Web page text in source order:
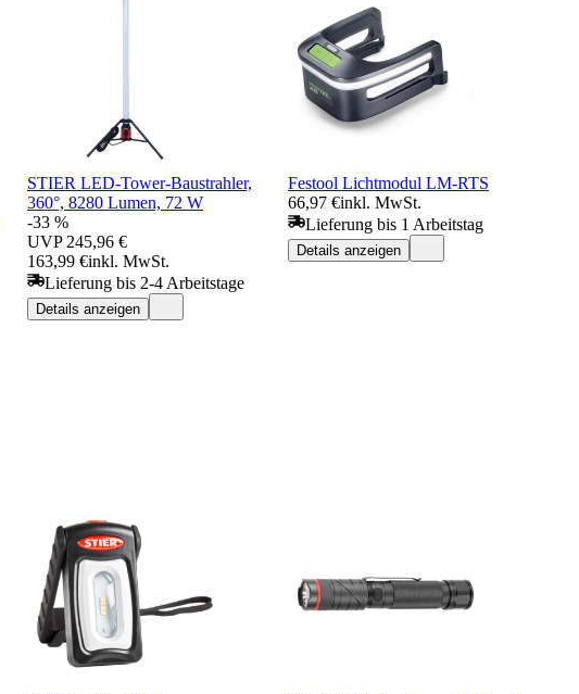
STIER LED-Tower-Baustrahler,
360°, 8280 Lumen, 72 W
-33 %
UVP 245,96 €
163,99 €inkl. MwSt.
Lieferung bis 2-4 Arbeitstage
Details anzeigen
Festool Lichtmodul LM-RTS
66,97 €inkl. MwSt.
Lieferung bis 1 Arbeitstag
Details anzeigen